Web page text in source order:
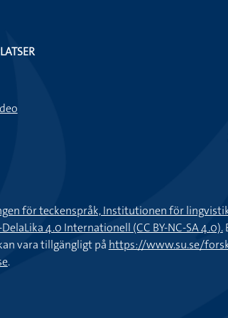
för teckenspråk, Institutionen för
4.0 Internationell (CC BY-NC-SA 4.0).
vara tillgängligt på https://www.su.se/
.